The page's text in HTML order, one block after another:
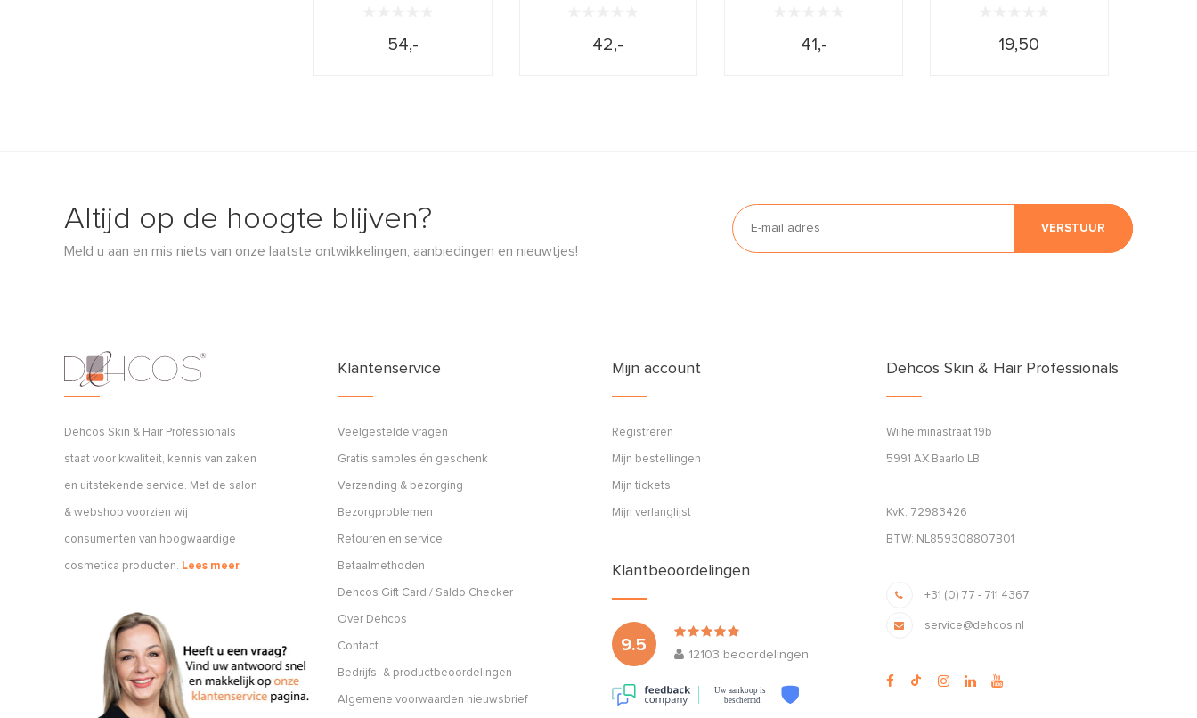
54,- 42,- 41,- 19,50
Altijd op de hoogte blijven?
Meld u aan en mis niets van onze laatste ontwikkelingen, aanbiedingen en nieuwtjes!
VERSTUUR
Dehcos Skin & Hair Professionals
staat voor kwaliteit, kennis van zaken
en uitstekende service. Met de salon
& webshop voorzien wij
consumenten van hoogwaardige
cosmetica producten. Lees meer
Klantenservice
Veelgestelde vragen
Gratis samples én geschenk
Verzending & bezorging
Bezorgproblemen
Retouren en service
Betaalmethoden
Dehcos Gift Card / Saldo Checker
Over Dehcos
Contact
Bedrijfs- & productbeoordelingen
Algemene voorwaarden nieuwsbrief
Mijn account
Registreren
Mijn bestellingen
Mijn tickets
Mijn verlanglijst
Klantbeoordelingen
9.5
12103 beoordelingen
Uw aankoop is
beschermd
Dehcos Skin & Hair Professionals
Wilhelminastraat 19b
5991 AX Baarlo LB
KvK: 72983426
BTW: NL859308807B01
+31 (0) 77 - 711 4367
service@dehcos.nl